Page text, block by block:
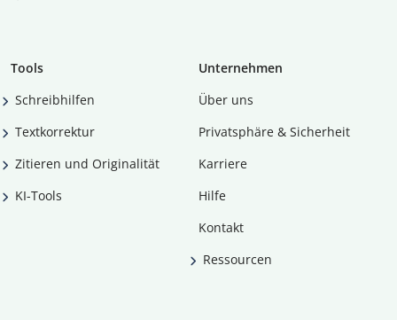
Tools
Schreibhilfen
Textkorrektur
Zitieren und Originalität
KI-Tools
Unternehmen
Über uns
Privatsphäre & Sicherheit
Karriere
Hilfe
Kontakt
Ressourcen